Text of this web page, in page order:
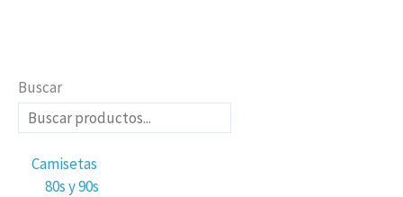
Buscar
Camisetas
80s y 90s